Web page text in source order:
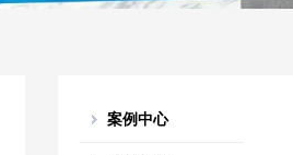
案例中心